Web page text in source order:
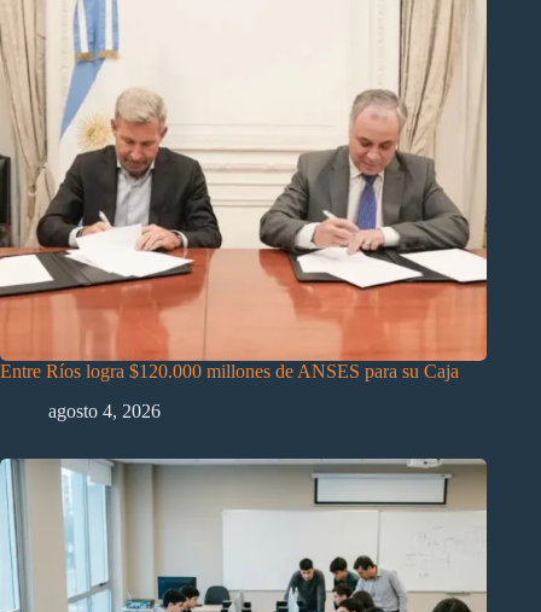
Entre Ríos logra $120.000 millones de ANSES para su Caja
agosto 4, 2026